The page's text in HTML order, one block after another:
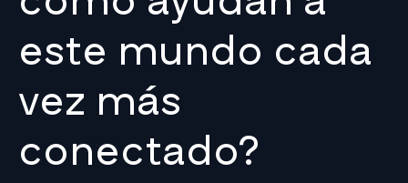
este mundo cada
vez más
conectado?